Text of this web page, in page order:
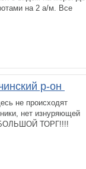
на 2 а/м. Все
р-он
не происходят
нет изнуряющей
ТОРГ!!!!